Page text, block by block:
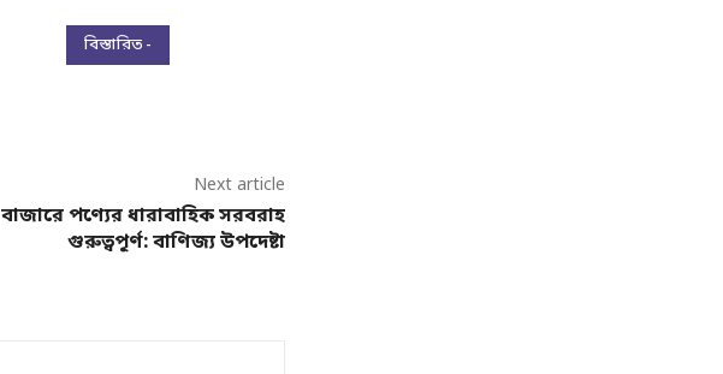
বিস্তারিত -
Next article
বাজারে পণ্যের ধারাবাহিক সরবরাহ
গুরুত্বপূর্ণ: বাণিজ্য উপদেষ্টা